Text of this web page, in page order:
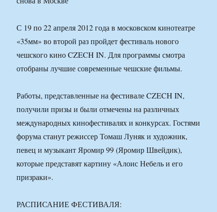
С 19 по 22 апреля 2012 года в московском кинотеатре
«35мм» во второй раз пройдет фестиваль нового
чешского кино CZECH IN. Для программы смотра
отобраны лучшие современные чешские фильмы.
Работы, представленные на фестивале CZECH IN,
получили призы и были отмечены на различных
международных кинофестивалях и конкурсах. Гостями
форума станут режиссер Томаш Луняк и художник,
певец и музыкант Яромир 99 (Яромир Швейдик),
которые представят картину «Алоис Небель и его
призраки».
РАСПИСАНИЕ ФЕСТИВАЛЯ: